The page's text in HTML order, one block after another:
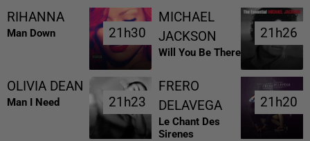
RIHANNA
Man Down 21h30
21h30
MICHAEL
JACKSON
Will You Be There
21h26
21h26
OLIVIA DEAN
Man I Need 21h23
21h23
FRERO
DELAVEGA
Le Chant Des
Sirenes
21h20
21h20